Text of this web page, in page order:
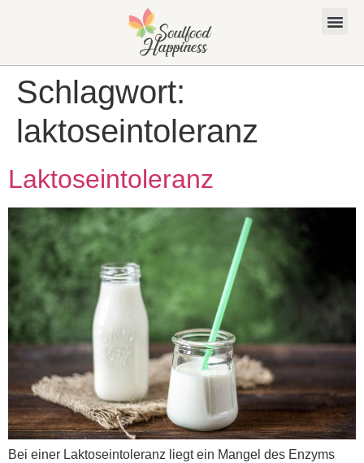
Schlagwort:
laktoseintoleranz
Laktoseintoleranz
Bei einer Laktoseintoleranz liegt ein Mangel des Enzyms